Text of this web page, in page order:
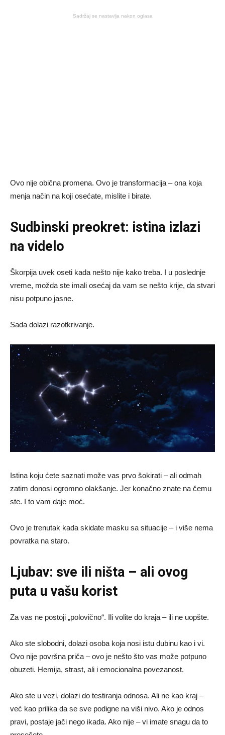
Sadržaj se nastavlja nakon oglasa
Ovo nije obična promena. Ovo je transformacija – ona koja
menja način na koji osećate, mislite i birate.
Sudbinski preokret: istina izlazi
na videlo
Škorpija uvek oseti kada nešto nije kako treba. I u poslednje
vreme, možda ste imali osećaj da vam se nešto krije, da stvari
nisu potpuno jasne.
Sada dolazi razotkrivanje.
Istina koju ćete saznati može vas prvo šokirati – ali odmah
zatim donosi ogromno olakšanje. Jer konačno znate na čemu
ste. I to vam daje moć.
Ovo je trenutak kada skidate masku sa situacije – i više nema
povratka na staro.
Ljubav: sve ili ništa – ali ovog
puta u vašu korist
Za vas ne postoji „polovično“. Ili volite do kraja – ili ne uopšte.
Ako ste slobodni, dolazi osoba koja nosi istu dubinu kao i vi.
Ovo nije površna priča – ovo je nešto što vas može potpuno
obuzeti. Hemija, strast, ali i emocionalna povezanost.
Ako ste u vezi, dolazi do testiranja odnosa. Ali ne kao kraj –
već kao prilika da se sve podigne na viši nivo. Ako je odnos
pravi, postaje jači nego ikada. Ako nije – vi imate snagu da to